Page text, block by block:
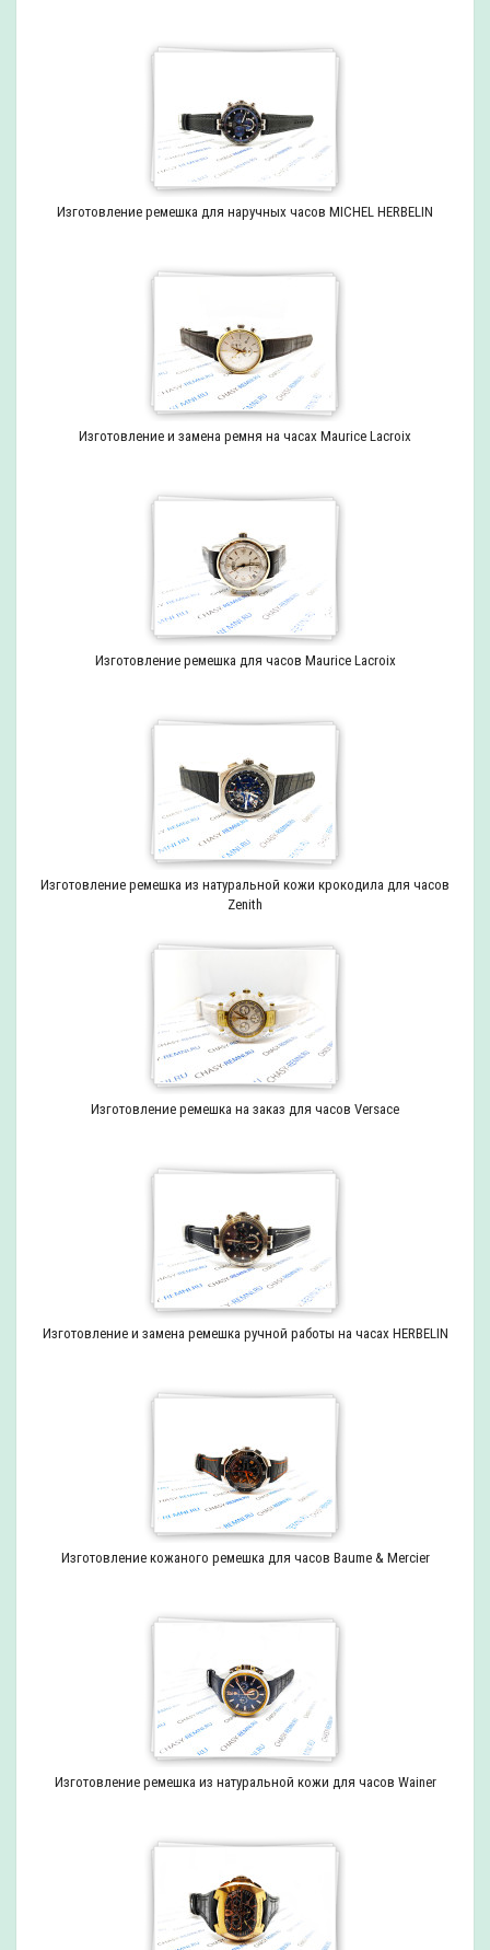
Изготовление ремешка для наручных часов MICHEL HERBELIN
Изготовление и замена ремня на часах Maurice Lacroix
Изготовление ремешка для часов Maurice Lacroix
Изготовление ремешка из натуральной кожи крокодила для часов
Zenith
Изготовление ремешка на заказ для часов Versace
Изготовление и замена ремешка ручной работы на часах HERBELIN
Изготовление кожаного ремешка для часов Baume & Mercier
Изготовление ремешка из натуральной кожи для часов Wainer